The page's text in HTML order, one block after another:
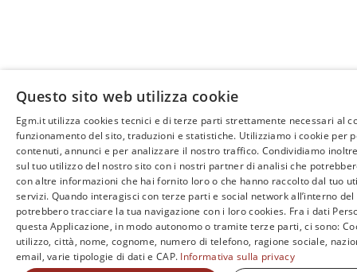
Questo sito web utilizza cookie
Egm.it utilizza cookies tecnici e di terze parti strettamente necessari al
funzionamento del sito, traduzioni e statistiche. Utilizziamo i cookie per
contenuti, annunci e per analizzare il nostro traffico. Condividiamo
sul tuo utilizzo del nostro sito con i nostri partner di analisi che
con altre informazioni che hai fornito loro o che hanno raccolto dal tuo
servizi. Quando interagisci con terze parti e social network all’interno
potrebbero tracciare la tua navigazione con i loro cookies. Fra i dati
questa Applicazione, in modo autonomo o tramite terze parti, ci sono:
utilizzo, città, nome, cognome, numero di telefono, ragione sociale,
email, varie tipologie di dati e CAP. Informativa sulla privacy